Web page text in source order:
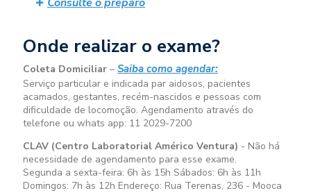
Onde realizar o exame?
Coleta Domiciliar – Saiba como agendar:
Serviço particular e indicada par aidosos, pacientes
acamados, gestantes, recém-nascidos e pessoas com
dificuldade de locomoção. Agendamento através do
telefone ou whats app: 11 2029-7200
CLAV (Centro Laboratorial Américo Ventura) - Não há
necessidade de agendamento para esse exame.
Segunda a sexta-feira: 6h às 15h Sábados: 6h às 11h
Domingos: 7h às 12h Endereço: Rua Terenas, 236 - Mooca